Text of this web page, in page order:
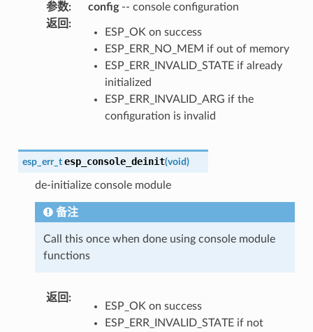
参数: config-- console configuration
返回 :
ESP_OK on success
ESP_ERR_NO_MEM if out of memory
ESP_ERR_INVALID_STATE if already
initialized
ESP_ERR_INVALID_ARG if the
configuration is invalid
esp_err_t esp_console_deinit(void)
de-initialize console module
备注
Call this once when done using console module
functions
返回 :
ESP_OK on success
ESP_ERR_INVALID_STATE if not